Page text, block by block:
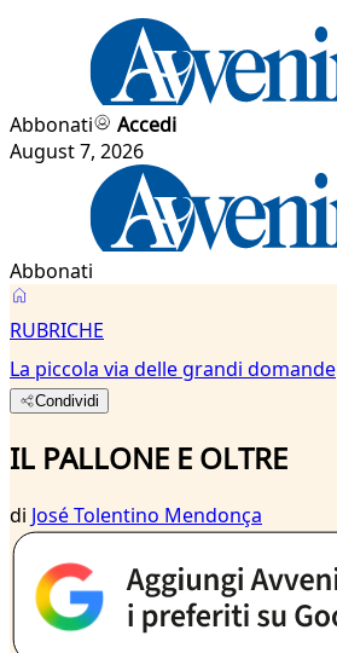
Abbonati
Accedi
August 7, 2026
Abbonati
RUBRICHE
La piccola via delle grandi domande
Condividi
IL PALLONE E OLTRE
di José Tolentino Mendonça